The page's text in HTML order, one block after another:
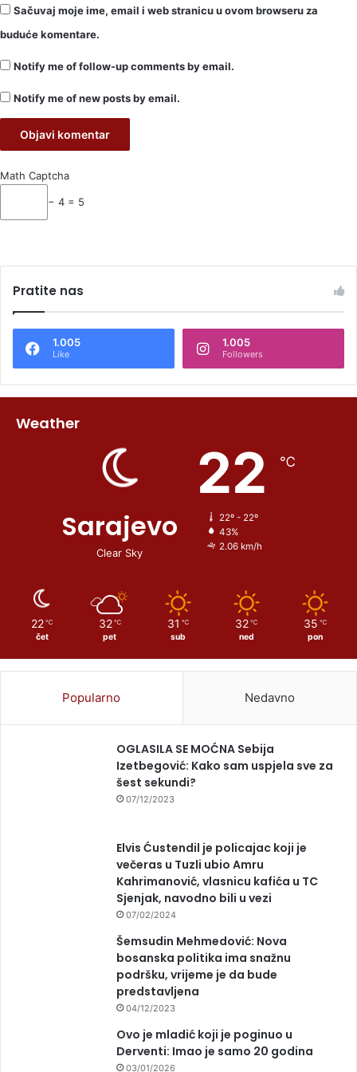
Sačuvaj moje ime, email i web stranicu u ovom browseru za
buduće komentare.
Notify me of follow-up comments by email.
Notify me of new posts by email.
Math Captcha
− 4 = 5
Pratite nas
1.005
Like
1.005
Followers
Weather
Sarajevo
Clear Sky
22 ℃
22º - 22º
43%
2.06 km/h
22 ℃
čet
32 ℃
pet
31 ℃
sub
32 ℃
ned
35 ℃
pon
Popularno Nedavno
OGLASILA SE MOĆNA Sebija
Izetbegović: Kako sam uspjela sve za
šest sekundi?
07/12/2023
Elvis Ćustendil je policajac koji je
večeras u Tuzli ubio Amru
Kahrimanović, vlasnicu kafića u TC
Sjenjak, navodno bili u vezi
07/02/2024
Šemsudin Mehmedović: Nova
bosanska politika ima snažnu
podršku, vrijeme je da bude
predstavljena
04/12/2023
Ovo je mladić koji je poginuo u
Derventi: Imao je samo 20 godina
03/01/2026